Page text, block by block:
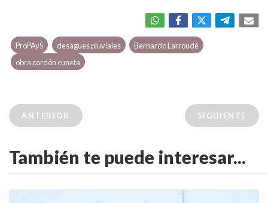
ProPAyS desagues pluviales
Bernardo Larroudé
obra cordón cuneta
ANTERIOR SIGUIENTE
También te puede interesar...